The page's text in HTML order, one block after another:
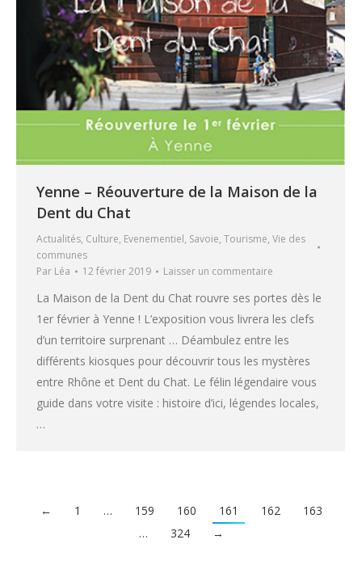
Yenne – Réouverture de la Maison de la
Dent du Chat
Actualités, Culture, Evenementiel, Savoie, Tourisme, Vie des
communes
Par Léa 12 février 2019 Laisser un commentaire
La Maison de la Dent du Chat rouvre ses portes dès le
1er février à Yenne ! L’exposition vous livrera les clefs
d’un territoire surprenant … Déambulez entre les
différents kiosques pour découvrir tous les mystères
entre Rhône et Dent du Chat. Le félin légendaire vous
guide dans votre visite : histoire d’ici, légendes locales,
…
← 1 … 159 160 161 162
163
…
324 →